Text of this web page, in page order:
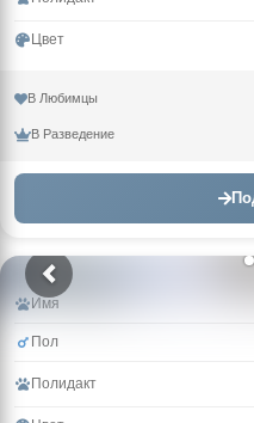
Цвет
В Любимцы
В Разведение
Имя
Пол
Полидакт